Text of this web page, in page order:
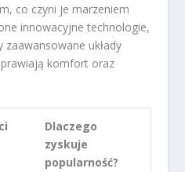
co czyni je marzeniem
innowacyjne technologie,
układy
komfort oraz
Dlaczego
zyskuje
popularność?